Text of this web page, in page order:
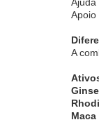
Apoio
A
Maca